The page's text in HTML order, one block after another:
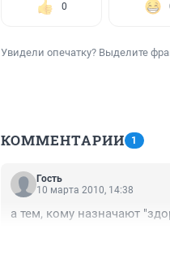
0
Увидели опечатку? Выделите
КОММЕНТАРИИ 1
Гость
10 марта 2010, 14:38
а тем, кому назначают